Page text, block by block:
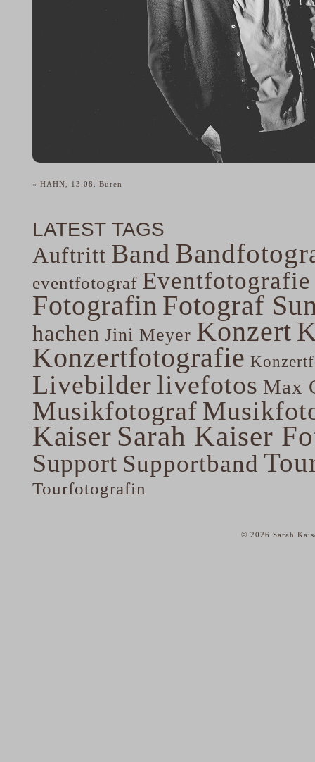
« HAHN, 13.08. Büren
LATEST TAGS
Auftritt Band
eventfotograf Eventfotografie
Fotografin Fotograf
hachen Jini Meyer Konzert
Konzertfotografie
Livebilderlivefotos Max
Musikfotograf
Kaiser Sarah Kaiser
Support Supportband
Tourfotografin
© 2026 Sarah